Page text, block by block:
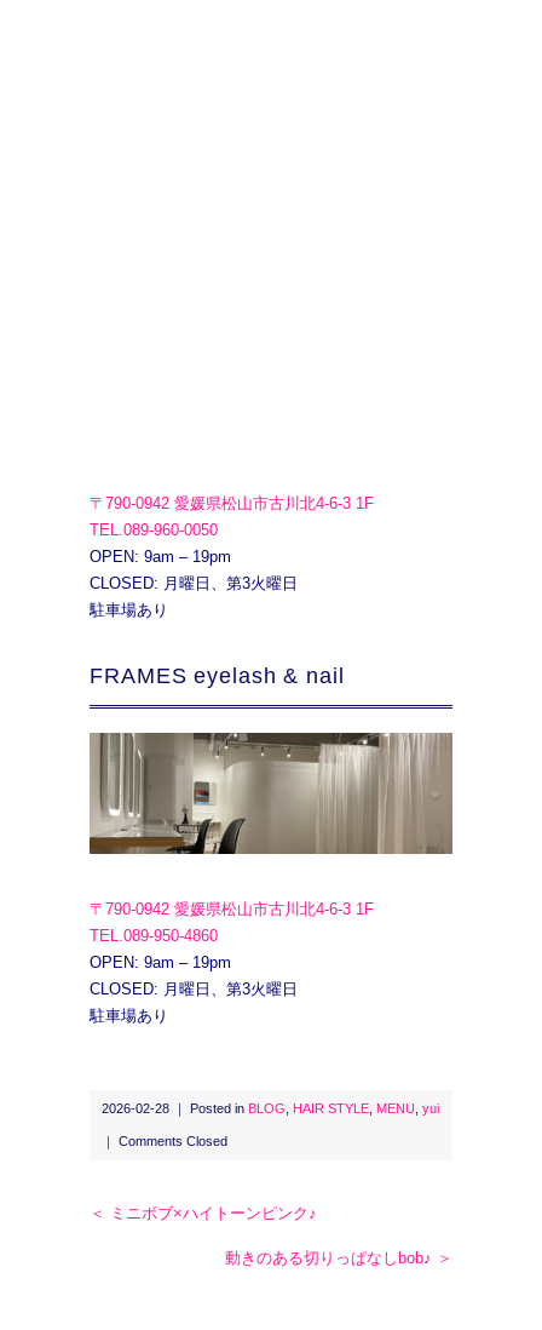
〒790-0942 愛媛県松山市古川北4-6-3 1F
TEL.089-960-0050
OPEN: 9am – 19pm
CLOSED: 月曜日、第3火曜日
駐車場あり
FRAMES eyelash & nail
〒790-0942 愛媛県松山市古川北4-6-3 1F
TEL.089-950-4860
OPEN: 9am – 19pm
CLOSED: 月曜日、第3火曜日
駐車場あり
2026-02-28 ｜ Posted in BLOG HAIR STYLE MENU yui
Comments Closed
＜ ミニボブ×ハイトーンピンク♪
動きのある切りっぱなしbob♪ ＞